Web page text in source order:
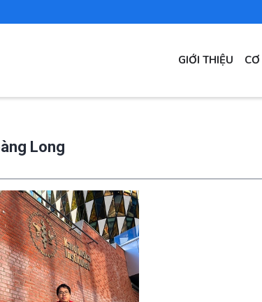
MAIN
NAVIGATION
GIỚI THIỆU
Long